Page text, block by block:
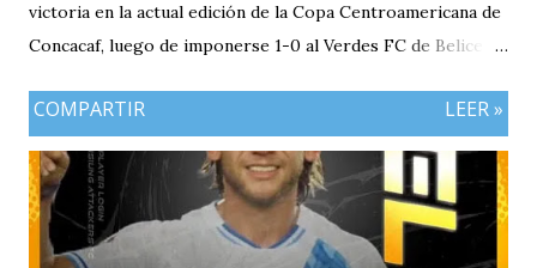
victoria en la actual edición de la Copa Centroamericana de
Concacaf, luego de imponerse 1-0 al Verdes FC de Belice en
con la obligación de sumar luego del empate (1-1) en casa
frente al Cartaginés de Costa Rica. Además, el resultado
adquiría mayor relevancia después de un complicado
arranque para los clubes guatemaltecos en el torneo,
marcado por las derrotas de Deportivo Mixco y Xelajú MC,
COMPARTIR LEER »